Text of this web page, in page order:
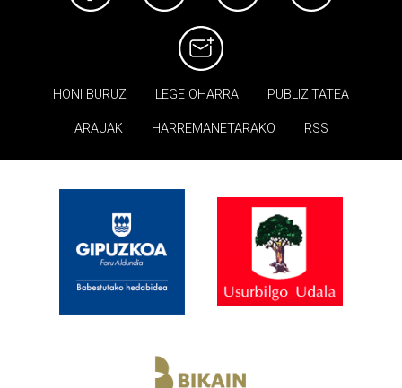
HONI BURUZ LEGE OHARRA PUBLIZITATEA
ARAUAK HARREMANETARAKO RSS